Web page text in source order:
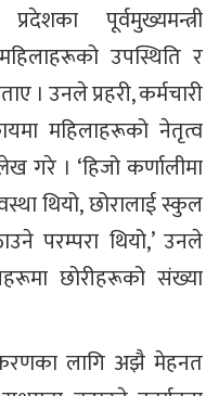
पूर्वमुख्यमन्त्री
उपस्थिति र
। उनले प्रहरी, कर्मचारी
महिलाहरूको नेतृत्व
गरे । ‘हिजो कर्णालीमा
थियो, छोरालाई स्कुल
परम्परा थियो,’ उनले
छोरीहरूको संख्या
लागि अझै मेहनत